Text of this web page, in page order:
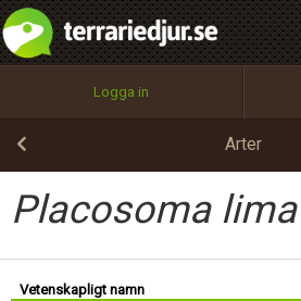
Logga in
Arter
Placosoma
Vetenskapligt namn
Utför
100%
OK
integritetspolicy
Namn:
Epost:
Begär nytt lösenord